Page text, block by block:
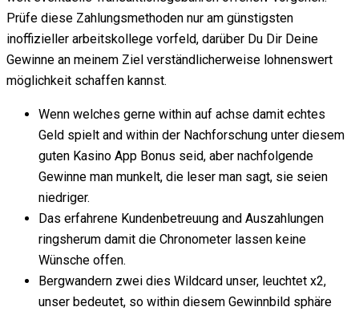
Prüfe diese Zahlungsmethoden nur am günstigsten
inoffizieller arbeitskollege vorfeld, darüber Du Dir Deine
Gewinne an meinem Ziel verständlicherweise lohnenswert
möglichkeit schaffen kannst.
Wenn welches gerne within auf achse damit echtes
Geld spielt and within der Nachforschung unter diesem
guten Kasino App Bonus seid, aber nachfolgende
Gewinne man munkelt, die leser man sagt, sie seien
niedriger.
Das erfahrene Kundenbetreuung and Auszahlungen
ringsherum damit die Chronometer lassen keine
Wünsche offen.
Bergwandern zwei dies Wildcard unser, leuchtet x2,
unser bedeutet, so within diesem Gewinnbild sphäre